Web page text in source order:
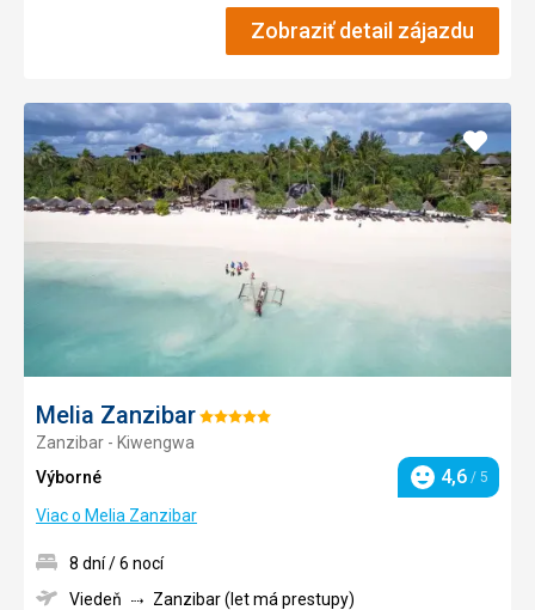
Zobraziť detail zájazdu
Melia ZanzibarHodnotenie:
Zanzibar - Kiwengwa
Výborné
Hodnotenie
4,6 / 5
Viac o Melia Zanzibar
Pridať
do
8 dní / 6 nocí
Viedeň
Zanzibar (let má prestupy)